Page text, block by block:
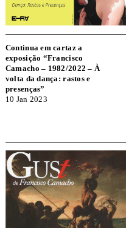
Continua em cartaz a
exposição “Francisco
Camacho – 1982/2022 – À
volta da dança: rastos e
presenças”
10 Jan 2023